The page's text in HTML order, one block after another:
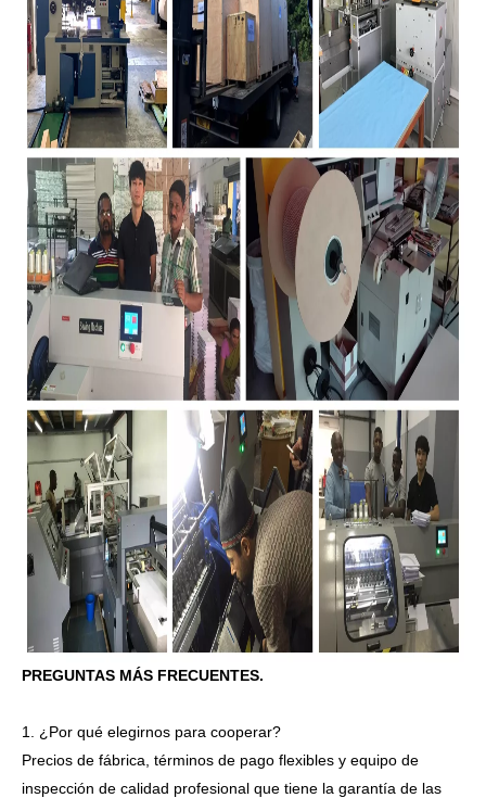
PREGUNTAS MÁS FRECUENTES.
1. ¿Por qué elegirnos para cooperar?
Precios de fábrica, términos de pago flexibles y equipo de
inspección de calidad profesional que tiene la garantía de las